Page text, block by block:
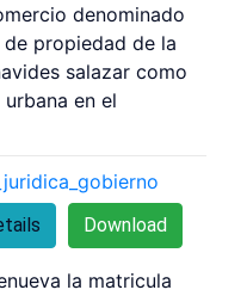
denominado
propiedad de la
salazar como
en el
Download
la matricula